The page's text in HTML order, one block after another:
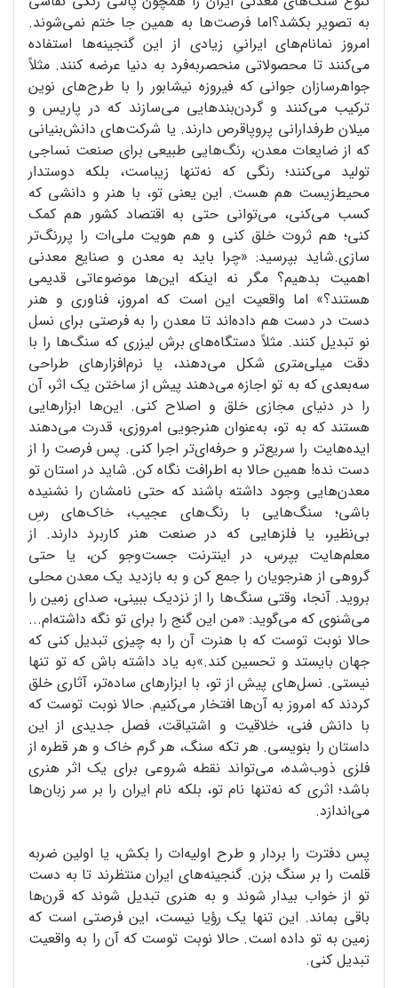
به تصویر بکشد؟اما فرصت‌ها به همین جا ختم نمی‌شوند.
امروز نمانام‌های ایرانیِ زیادی از این گنجینه‌ها استفاده
می‌کنند تا محصولاتی منحصربه‌فرد به دنیا عرضه کنند. مثلاً
جواهرسازان جوانی که فیروزه نیشابور را با طرح‌های نوین
ترکیب می‌کنند و گردن‌بندهایی می‌سازند که در پاریس و
میلان طرفدارانی پروپاقرص دارند. یا شرکت‌های دانش‌بنیانی
که از ضایعات معدن، رنگ‌هایی طبیعی برای صنعت نساجی
تولید می‌کنند؛ رنگی که نه‌تنها زیباست، بلکه دوستدار
محیط‌زیست هم هست. این یعنی تو، با هنر و دانشی که
کسب می‌کنی، می‌توانی حتی به اقتصاد کشور هم کمک
کنی؛ هم ثروت خلق کنی و هم هویت ملی‌ات را پررنگ‌تر
سازی.شاید بپرسید: «چرا باید به معدن‌ و صنایع معدنی
اهمیت بدهیم؟ مگر نه اینکه این‌ها موضوعاتی قدیمی
هستند؟» اما واقعیت این است که امروز، فناوری و هنر
دست در دست هم داده‌اند تا معدن را به فرصتی برای نسل
نو تبدیل کنند. مثلاً دستگاه‌های برش لیزری که سنگ‌ها را با
دقت میلی‌متری شکل می‌دهند، یا نرم‌افزارهای طراحی
سه‌بعدی که به تو اجازه می‌دهند پیش از ساختن یک اثر، آن
را در دنیای مجازی خلق و اصلاح کنی. این‌ها ابزارهایی
هستند که به تو، به‌عنوان هنرجویی امروزی، قدرت می‌دهند
ایده‌هایت را سریع‌تر و حرفه‌ای‌تر اجرا کنی. پس فرصت را از
دست نده! همین حالا به اطرافت نگاه کن. شاید در استان تو
معدن‌هایی وجود داشته باشند که حتی نامشان را نشنیده
باشی؛ سنگ‌هایی با رنگ‌های عجیب، خاک‌های رسِ
بی‌نظیر، یا فلزهایی که در صنعت هنر کاربرد دارند. از
معلم‌هایت بپرس، در اینترنت جست‌وجو کن، یا حتی
گروهی از هنرجویان را جمع کن و به بازدید یک معدن محلی
بروید. آنجا، وقتی سنگ‌ها را از نزدیک ببینی، صدای زمین را
می‌شنوی که می‌گوید: «من این گنج را برای تو نگه داشته‌ام...
حالا نوبت توست که با هنرت آن را به چیزی تبدیل کنی که
جهان بایستد و تحسین کند.»به یاد داشته باش که تو تنها
نیستی. نسل‌های پیش از تو، با ابزارهای ساده‌تر، آثاری خلق
کردند که امروز به آن‌ها افتخار می‌کنیم. حالا نوبت توست که
با دانش فنی، خلاقیت و اشتیاقت، فصل جدیدی از این
داستان را بنویسی. هر تکه سنگ، هر گرم خاک و هر قطره از
فلزی ذوب‌شده، می‌تواند نقطه شروعی برای یک اثر هنری
باشد؛ اثری که نه‌تنها نام تو، بلکه نام ایران را بر سر زبان‌ها
می‌اندازد.
پس دفترت را بردار و طرح اولیه‌ات را بکش، یا اولین ضربه
قلمت را بر سنگ بزن. گنجینه‌های ایران منتظرند تا به دست
تو از خواب بیدار شوند و به هنری تبدیل شوند که قرن‌ها
باقی بماند. این تنها یک رؤیا نیست، این فرصتی است که
زمین به تو داده است. حالا نوبت توست که آن را به واقعیت
تبدیل کنی.